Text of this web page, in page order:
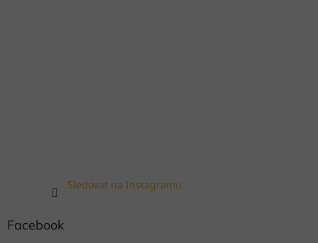
Sledovat na Instagramu
Facebook